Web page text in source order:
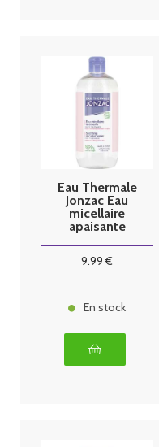
Eau Thermale
Jonzac Eau
micellaire
apaisante
9.99 €
En stock